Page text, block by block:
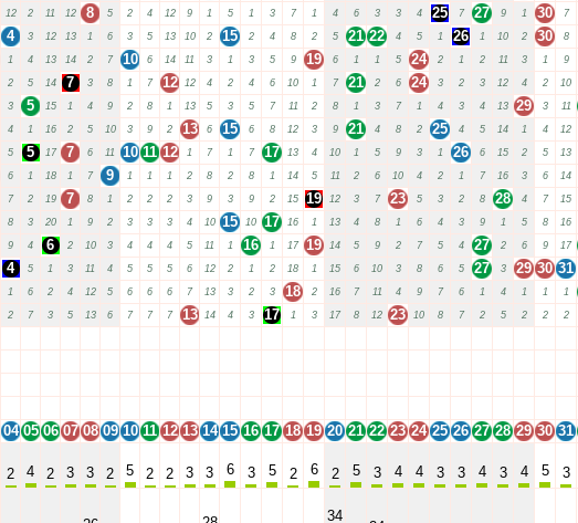
12 2 11 12 8 5 2 4 12 9 1 5 1 3 7 1 4 6 3 3 4 25 7 27 9 1 30 7
4 3 12 13 1 6 3 5 13 10 2 15 2 4 8 2 5 21 22 4 5 1 26 1 10 2 30 8
1 4 13 14 2 7 10 6 14 11 3 1 3 5 9 19 6 1 1 5 24 2 1 2 11 3 1 9
2 5 14 7 3 8 1 7 12 12 4 2 4 6 10 1 7 21 2 6 24 3 2 3 12 4 2 10
3 5 15 1 4 9 2 8 1 13 5 3 5 7 11 2 8 1 3 7 1 4 3 4 13 29 3 11
4 1 16 2 5 10 3 9 2 13 6 15 6 8 12 3 9 21 4 8 2 25 4 5 14 1 4 12
5 5 17 7 6 11 10 11 12 1 7 1 7 17 13 4 10 1 5 9 3 1 26 6 15 2 5 13
6 1 18 1 7 9 1 1 1 2 8 2 8 1 14 5 11 2 6 10 4 2 1 7 16 3 6 14
7 2 19 7 8 1 2 2 2 3 9 3 9 2 15 19 12 3 7 23 5 3 2 8 28 4 7 15
8 3 20 1 9 2 3 3 3 4 10 15 10 17 16 1 13 4 8 1 6 4 3 9 1 5 8 16
9 4 6 2 10 3 4 4 4 5 11 1 16 1 17 19 14 5 9 2 7 5 4 27 2 6 9 17
4 5 1 3 11 4 5 5 5 6 12 2 1 2 18 1 15 6 10 3 8 6 5 27 3 29 30 31
1 6 2 4 12 5 6 6 6 7 13 3 2 3 18 2 16 7 11 4 9 7 6 1 4 1 1 1
2 7 3 5 13 6 7 7 7 13 14 4 3 17 1 3 17 8 12 23 10 8 7 2 5 2 2 2
04 05 06 07 08 09 10 11 12 13 14 15 16 17 18 19 20 21 22 23 24 25 26 27 28 29 30 31
2 4 2 3 3 2 5 2 2 3 3 6 3 5 2 6 2 5 3 4 4 3 3 4 3 4 5 3
34